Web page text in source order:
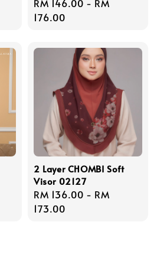
Regular
price
RM 146.00 - RM
176.00
2 Layer CHOMBI Soft
Visor 02127
Regular
price
RM 136.00 - RM
173.00